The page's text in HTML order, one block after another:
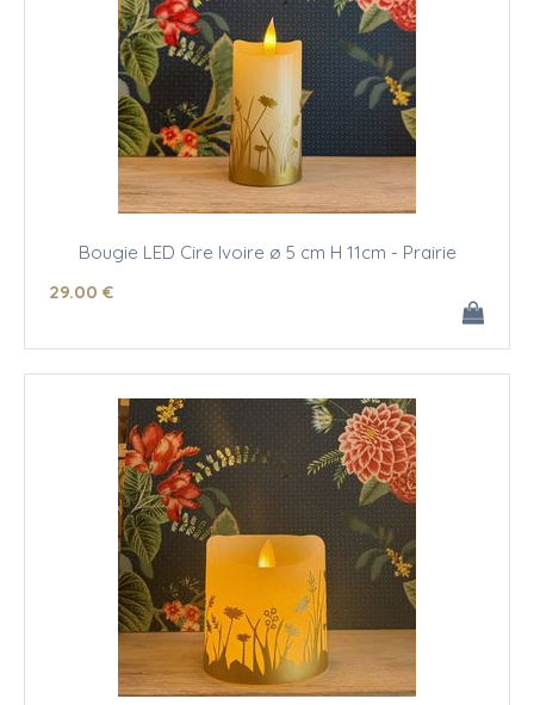
Bougie LED Cire Ivoire ø 5 cm H 11cm - Prairie
29.00 €